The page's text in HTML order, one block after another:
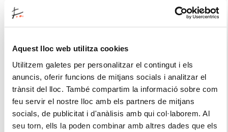
Aquest lloc web utilitza cookies
Utilitzem galetes per personalitzar el contingut i els
anuncis, oferir funcions de mitjans socials i analitzar el
trànsit del lloc. També compartim la informació sobre com
feu servir el nostre lloc amb els partners de mitjans
socials, de publicitat i d'anàlisis amb qui col·laborem. Al
seu torn, ells la poden combinar amb altres dades que els
Tienda
Abierta de martes a sábado (10-20h) y domingos (10-19h)